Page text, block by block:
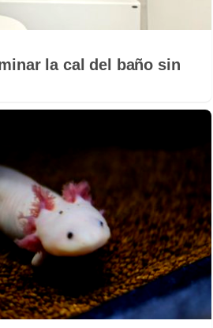
la cal del baño sin